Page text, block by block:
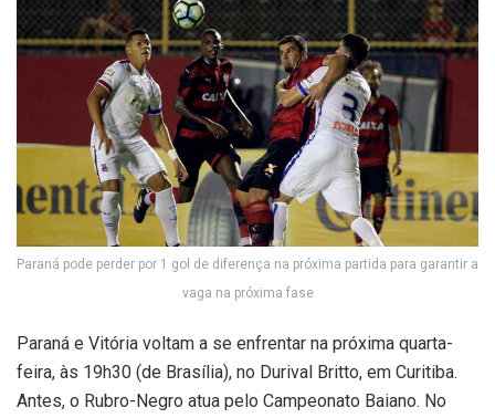
Paraná pode perder por 1 gol de diferença na próxima partida para garantir a
vaga na próxima fase
Paraná e Vitória voltam a se enfrentar na próxima quarta-
feira, às 19h30 (de Brasília), no Durival Britto, em Curitiba.
Antes, o Rubro-Negro atua pelo Campeonato Baiano. No